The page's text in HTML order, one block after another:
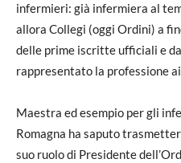
infermieri: già infermiera al
allora Collegi (oggi Ordini) a
delle prime iscritte ufficiali e
rappresentato la professione
Maestra ed esempio per gli
Romagna ha saputo
suo ruolo di Presidente